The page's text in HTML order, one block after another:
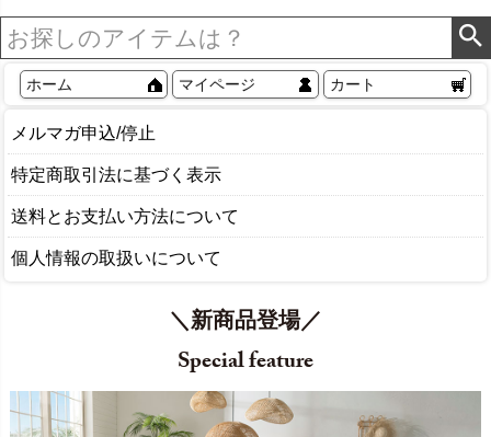
ホーム マイページ カート
メルマガ申込/停止
特定商取引法に基づく表示
送料とお支払い方法について
個人情報の取扱いについて
＼新商品登場／
Special feature